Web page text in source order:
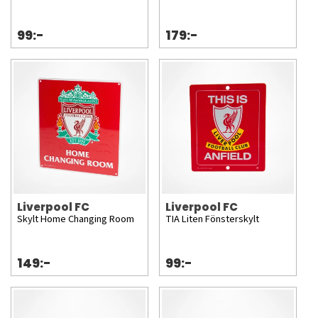
99:- 179:-
Liverpool FC
Skylt Home Changing Room
149:-
Liverpool FC
TIA Liten Fönsterskylt
99:-